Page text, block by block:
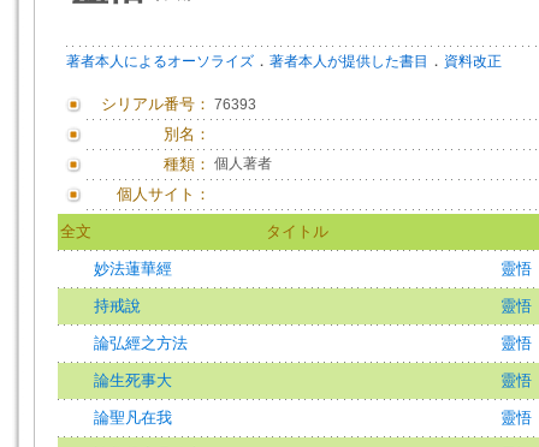
著者本人によるオーソライズ ． 著者本人が提供した書目 ． 資料改正
シリアル番号： 76393
別名：
種類： 個人著者
個人サイト：
全文 タイトル
妙法蓮華經 靈悟
持戒說 靈悟
論弘經之方法 靈悟
論生死事大 靈悟
論聖凡在我 靈悟